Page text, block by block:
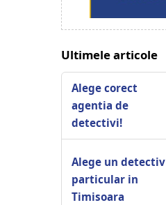
Ultimele articole
Alege corect
agentia de
detectivi!
Alege un detectiv
particular in
Timisoara